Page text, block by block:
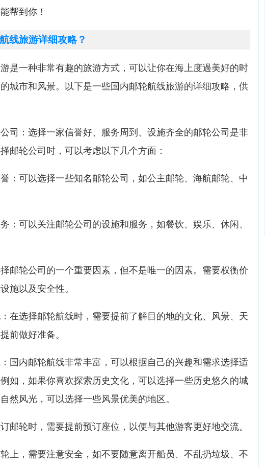
帮到你！
线旅游详细攻略？
是一种非常有趣的旅游方式，可以让你在海上度過美好的时
城市和风景。以下是一些国内邮轮航线旅游的详细攻略，供
司：选择一家信誉好、服务周到、设施齐全的邮轮公司是非
邮轮公司时，可以考虑以下几个方面：
：可以选择一些知名邮轮公司，如公主邮轮、海航邮轮、中
：可以关注邮轮公司的设施和服务，如餐饮、娱乐、休闲、
邮轮公司的一个重要因素，但不是唯一的因素。需要权衡价
施以及安全性。
在选择邮轮航线时，需要提前了解目的地的文化、风景、天
前做好准备。
国内邮轮航线非常丰富，可以根据自己的兴趣和需求选择适
如，如果你喜欢探索历史文化，可以选择一些历史悠久的城
然风光，可以选择一些风景优美的地区。
邮轮时，需要提前预订座位，以便与其他游客更好地交流。
上，需要注意安全，如不要随意离开船员、不乱扔垃圾、不